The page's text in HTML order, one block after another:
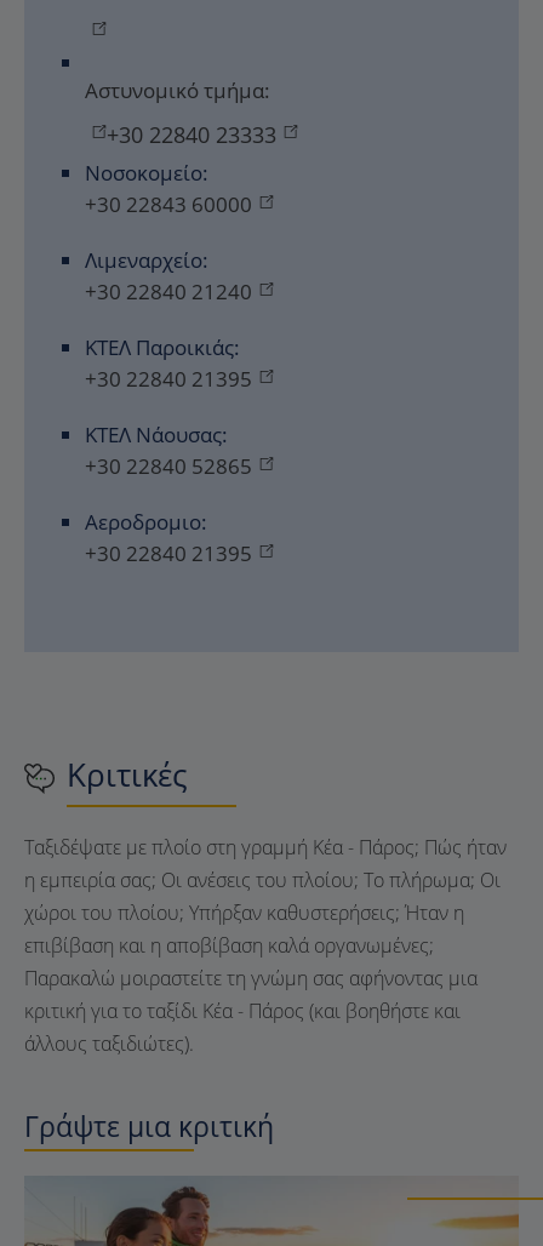
Αστυνομικό τμήμα:
+30 22840 23333
Νοσοκομείο:
+30 22843 60000
Λιμεναρχείο:
+30 22840 21240
ΚΤΕΛ Παροικιάς:
+30 22840 21395
ΚΤΕΛ Νάουσας:
+30 22840 52865
Αεροδρομιο:
+30 22840 21395
Κριτικές
Ταξιδέψατε με πλοίο στη γραμμή Κέα - Πάρος; Πώς ήταν
η εμπειρία σας; Οι ανέσεις του πλοίου; Το πλήρωμα; Οι
χώροι του πλοίου; Υπήρξαν καθυστερήσεις; Ήταν η
επιβίβαση και η αποβίβαση καλά οργανωμένες;
Παρακαλώ μοιραστείτε τη γνώμη σας αφήνοντας μια
κριτική για το ταξίδι Κέα - Πάρος (και βοηθήστε και
άλλους ταξιδιώτες).
Γράψτε μια κριτική